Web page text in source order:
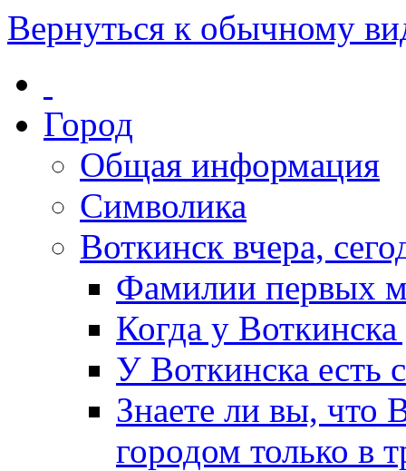
Вернуться к обычному
Город
Общая информация
Символика
Воткинск вчера,
Фамилии первых
Когда у
У Воткинска есть
Знаете ли вы, что
городом только в